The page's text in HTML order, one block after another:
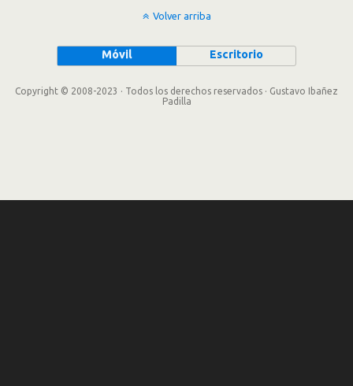
Volver arriba
Móvil Escritorio
Copyright © 2008-2023 · Todos los derechos reservados · Gustavo Ibañez
Padilla